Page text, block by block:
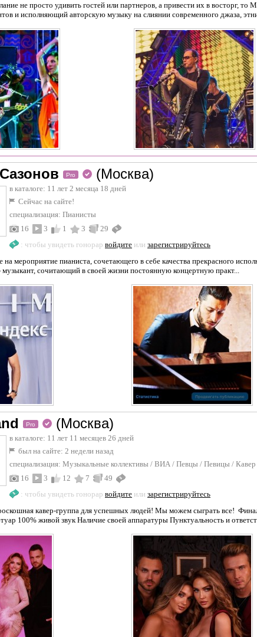
не просто удивить гостей или партнеров, а привести их в восторг,
и исполняющий авторскую музыку на слиянии современного джаза,
Pro (Москва)
в каталоге: 11 лет 2 месяца 18 дней
Сейчас на сайте!
специализация: Пианисты
16
3 1 3
29
: чтобы увидеть гонорар войдите или зарегистрируйтесь
пианиста, сочетающего в себе качества прекрасного
сочитающий в своей жизни постоянную концертную практ...
Pro (Москва)
в каталоге: 11 лет 11 месяцев 26 дней
был на сайте: 2 недели назад
специализация: Музыкальные коллективы / ВИА / Певцы / Певицы /
16
3 12 7
49
: чтобы увидеть гонорар войдите или зарегистрируйтесь
кавер-группа для успешных людей! Мы можем сыграть все!
100% живой звук Наличие своей аппаратуры Пунктуальность и